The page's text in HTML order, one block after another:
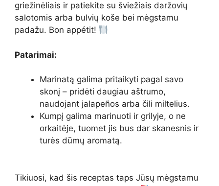
griežinėliais ir patiekite su šviežiais daržovių
salotomis arba bulvių koše bei mėgstamu
padažu. Bon appétit!
Patarimai:
Marinatą galima pritaikyti pagal savo
skonį – pridėti daugiau aštrumo,
naudojant jalapeños arba čili miltelius.
Kumpį galima marinuoti ir grilyje, o ne
orkaitėje, tuomet jis bus dar skanesnis ir
turės dūmų aromatą.
Tikiuosi, kad šis receptas taps Jūsų mėgstamu